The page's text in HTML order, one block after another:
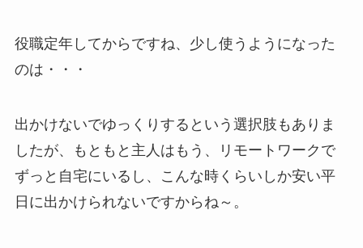
役職定年してからですね、少し使うようになった
のは・・・
出かけないでゆっくりするという選択肢もありま
したが、もともと主人はもう、リモートワークで
ずっと自宅にいるし、こんな時くらいしか安い平
日に出かけられないですからね～。